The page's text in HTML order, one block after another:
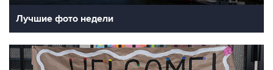
Лучшие фото недели